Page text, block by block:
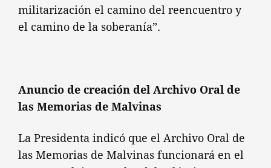
militarización el camino del reencuentro y
el camino de la soberanía”.
Anuncio de creación del Archivo Oral de
las Memorias de Malvinas
La Presidenta indicó que el Archivo Oral de
las Memorias de Malvinas funcionará en el